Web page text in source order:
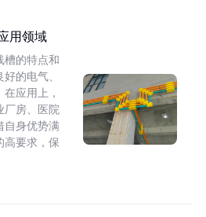
用领域
槽的特点和
的电气、
应用上，
厂房、医院
自身优势满
高要求，保